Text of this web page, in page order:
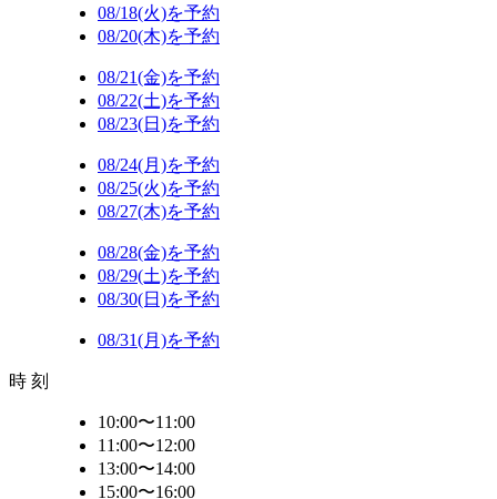
08/18(火)を予約
08/20(木)を予約
08/21(金)を予約
08/22(土)を予約
08/23(日)を予約
08/24(月)を予約
08/25(火)を予約
08/27(木)を予約
08/28(金)を予約
08/29(土)を予約
08/30(日)を予約
08/31(月)を予約
時 刻
10:00〜11:00
11:00〜12:00
13:00〜14:00
15:00〜16:00